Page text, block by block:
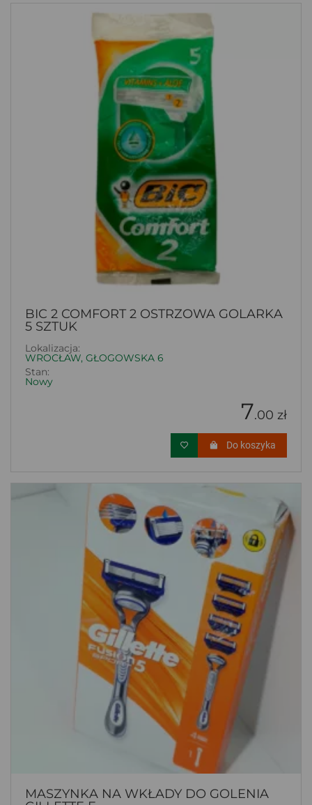
BIC 2 COMFORT 2 OSTRZOWA GOLARKA
5 SZTUK
Lokalizacja:
WROCŁAW, GŁOGOWSKA 6
Stan:
Nowy
7.00 zł
Do koszyka
MASZYNKA NA WKŁADY DO GOLENIA